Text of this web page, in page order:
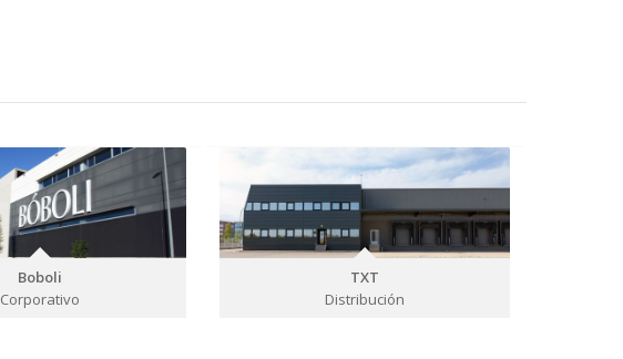
Boboli
Corporativo
TXT
Distribución